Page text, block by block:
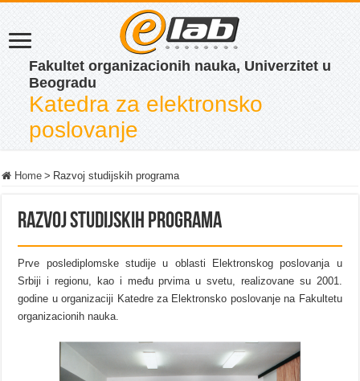
Fakultet organizacionih nauka, Univerzitet u
Beogradu
Katedra za elektronsko
poslovanje
Home > Razvoj studijskih programa
Razvoj studijskih programa
Prve poslediplomske studije u oblasti Elektronskog poslovanja u
Srbiji i regionu, kao i među prvima u svetu, realizovane su 2001.
godine u organizaciji Katedre za Elektronsko poslovanje na Fakultetu
organizacionih nauka.